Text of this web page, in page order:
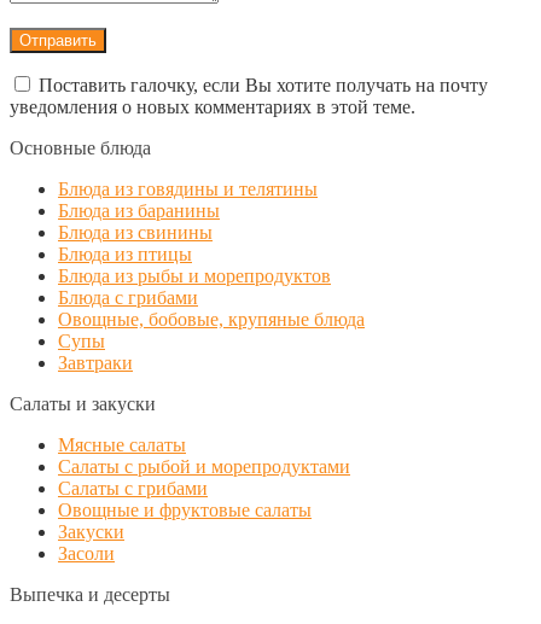
Поставить галочку, если Вы хотите получать на почту
уведомления о новых комментариях в этой теме.
Основные блюда
Блюда из говядины и телятины
Блюда из баранины
Блюда из свинины
Блюда из птицы
Блюда из рыбы и морепродуктов
Блюда с грибами
Овощные, бобовые, крупяные блюда
Супы
Завтраки
Салаты и закуски
Мясные салаты
Салаты с рыбой и морепродуктами
Салаты с грибами
Овощные и фруктовые салаты
Закуски
Засоли
Выпечка и десерты